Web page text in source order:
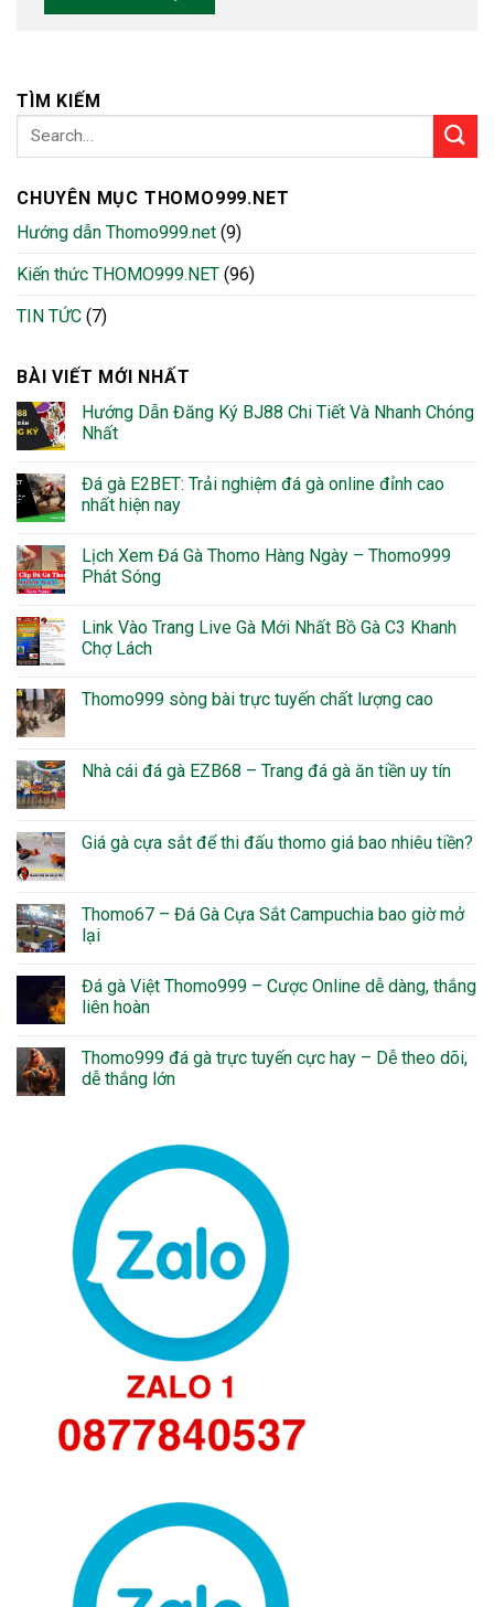
TÌM KIẾM
CHUYÊN MỤC THOMO999.NET
Hướng dẫn Thomo999.net (9)
Kiến thức THOMO999.NET (96)
TIN TỨC (7)
BÀI VIẾT MỚI NHẤT
Hướng Dẫn Đăng Ký BJ88 Chi Tiết Và Nhanh Chóng
Nhất
Đá gà E2BET: Trải nghiệm đá gà online đỉnh cao
nhất hiện nay
Lịch Xem Đá Gà Thomo Hàng Ngày – Thomo999
Phát Sóng
Link Vào Trang Live Gà Mới Nhất Bồ Gà C3 Khanh
Chợ Lách
Thomo999 sòng bài trực tuyến chất lượng cao
Nhà cái đá gà EZB68 – Trang đá gà ăn tiền uy tín
Giá gà cựa sắt để thi đấu thomo giá bao nhiêu tiền?
Thomo67 – Đá Gà Cựa Sắt Campuchia bao giờ mở
lại
Đá gà Việt Thomo999 – Cược Online dễ dàng, thắng
liên hoàn
Thomo999 đá gà trực tuyến cực hay – Dễ theo dõi,
dễ thắng lớn